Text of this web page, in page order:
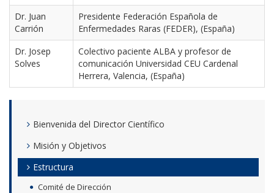
Dr. Juan
Carrión
Presidente Federación Española de
Enfermedades Raras (FEDER), (España)
Dr. Josep
Solves
Colectivo paciente ALBA y profesor de
comunicación Universidad CEU Cardenal
Herrera, Valencia, (España)
Bienvenida del Director Científico
Misión y Objetivos
Estructura
Comité de Dirección